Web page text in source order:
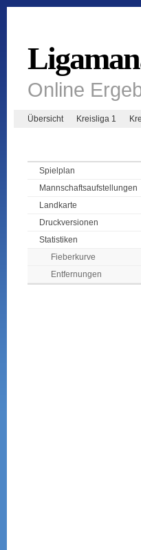
Online
Übersicht Kreisliga 1
Spielplan
Mannschaftsaufstellungen
Landkarte
Druckversionen
Statistiken
Fieberkurve
Entfernungen